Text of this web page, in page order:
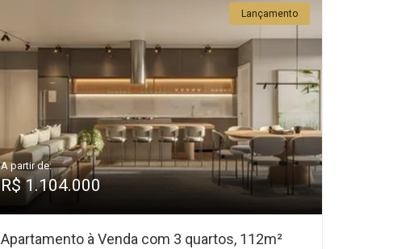
Lançamento
A partir de:
R$ 1.104.000
Apartamento à Venda com 3 quartos, 112m²